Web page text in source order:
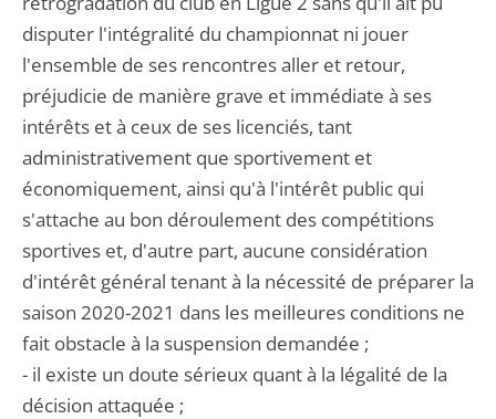
disputer l'intégralité du championnat ni jouer
l'ensemble de ses rencontres aller et retour,
préjudicie de manière grave et immédiate à ses
intérêts et à ceux de ses licenciés, tant
administrativement que sportivement et
économiquement, ainsi qu'à l'intérêt public qui
s'attache au bon déroulement des compétitions
sportives et, d'autre part, aucune considération
d'intérêt général tenant à la nécessité de préparer la
saison 2020-2021 dans les meilleures conditions ne
fait obstacle à la suspension demandée ;
- il existe un doute sérieux quant à la légalité de la
décision attaquée ;